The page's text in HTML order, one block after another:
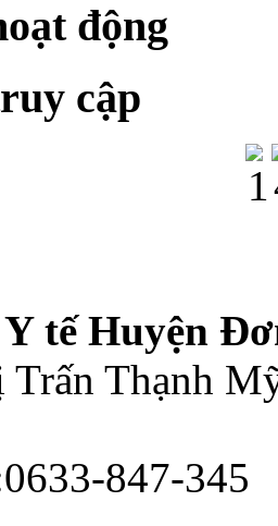
động
cập
tế Huyện
Thạnh
847-345